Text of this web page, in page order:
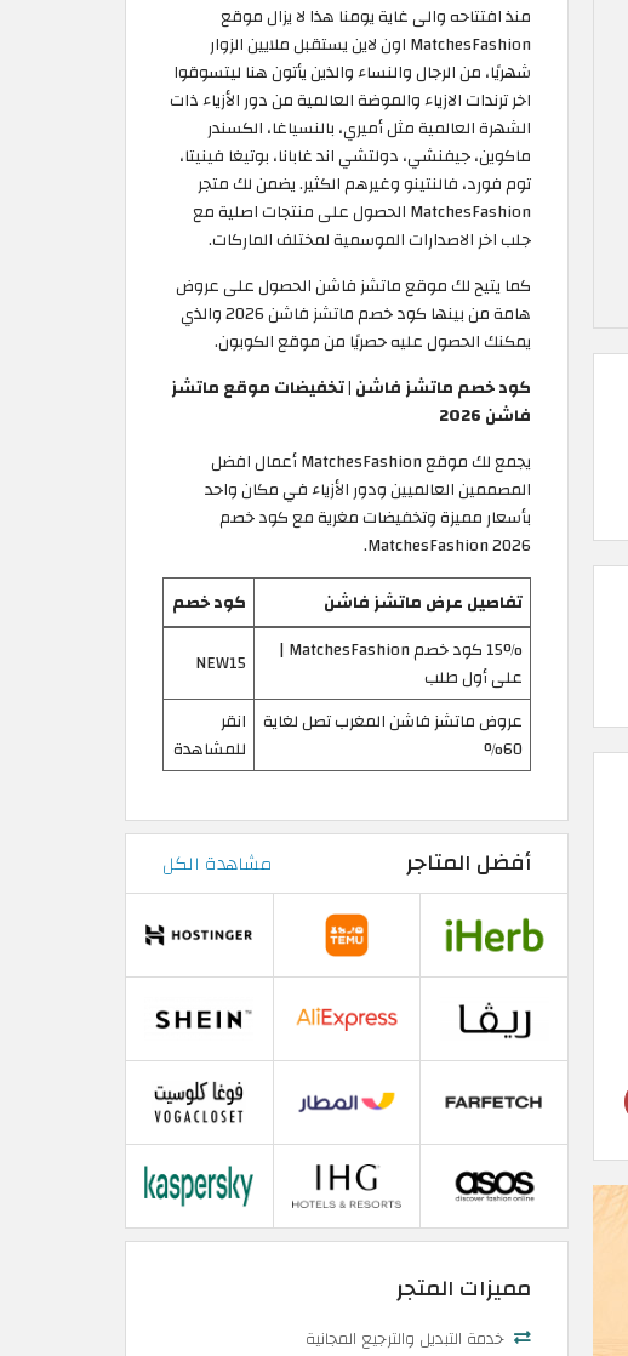
منذ افتتاحه والى غاية يومنا هذا لا يزال موقع
MatchesFashion اون لاين يستقبل ملايين الزوار
شهريًا، من الرجال والنساء والذين يأتون هنا ليتسوقوا
اخر ترندات الازياء والموضة العالمية من دور الأزياء ذات
الشهرة العالمية مثل أميري، بالنسياغا، الكسندر
ماكوين، جيفنشي، دولتشي اند غابانا، بوتيغا فينيتا،
توم فورد، فالنتينو وغيرهم الكثير. يضمن لك متجر
MatchesFashion الحصول على منتجات اصلية مع
جلب اخر الاصدارات الموسمية لمختلف الماركات.
كما يتيح لك موقع ماتشز فاشن الحصول على عروض
هامة من بينها كود خصم ماتشز فاشن 2026 والذي
يمكنك الحصول عليه حصريًا من موقع الكوبون.
كود خصم ماتشز فاشن | تخفيضات موقع ماتشز
فاشن 2026
يجمع لك موقع MatchesFashion أعمال افضل
المصممين العالميين ودور الأزياء في مكان واحد
بأسعار مميزة وتخفيضات مغرية مع كود خصم
MatchesFashion 2026.
تفاصيل عرض ماتشز فاشن
كود خصم
15% كود خصم MatchesFashion |
على أول طلب
NEW15
عروض ماتشز فاشن المغرب تصل لغاية
60%
انقر
للمشاهدة
أفضل المتاجر مشاهدة الكل
مميزات المتجر
خدمة التبديل والترجيع المجانية